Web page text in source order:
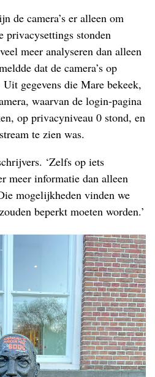
de camera’s er alleen om
privacysettings stonden
meer analyseren dan alleen
dat de camera’s op
gegevens die Mare bekeek,
waarvan de login-pagina
op privacyniveau 0 stond, en
te zien was.
‘Zelfs op iets
meer informatie dan alleen
mogelijkheden vinden we
beperkt moeten worden.’